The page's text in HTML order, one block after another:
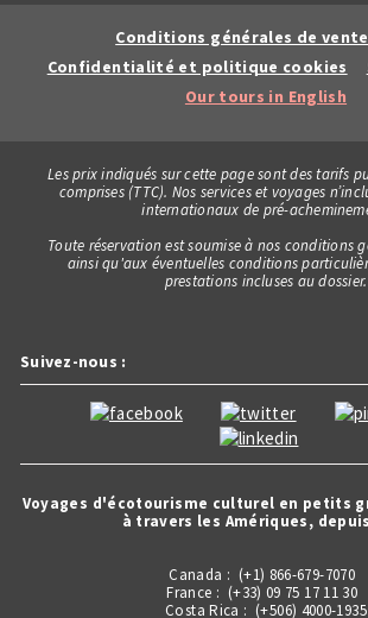
Conditions générales de vente
Confidentialité et politique cookies
Our tours in English
Les prix indiqués sur cette page sont des tarifs
comprises (TTC). Nos services et voyages
internationaux de pré-
Toute réservation est soumise à nos conditions
ainsi qu'aux éventuelles conditions
prestations incluses au dossier.
Suivez-nous :
Voyages d'écotourisme culturel en petits
à travers les Amériques,
Canada : (+1) 866-679-7070
France : (+33) 09 75 17 11 30
Costa Rica : (+506) 4000-1935